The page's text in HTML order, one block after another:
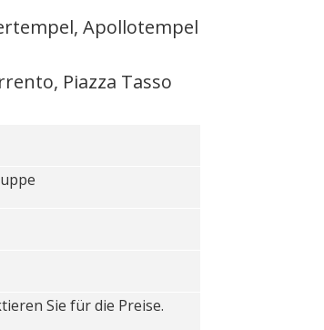
Apollotempel
Piazza Tasso
Sie für die Preise.